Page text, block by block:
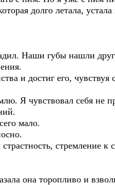
долго летала,
Наши губы нашли
и достиг его,
Я чувствовал себя не
мало.
стремление к
она торопливо и